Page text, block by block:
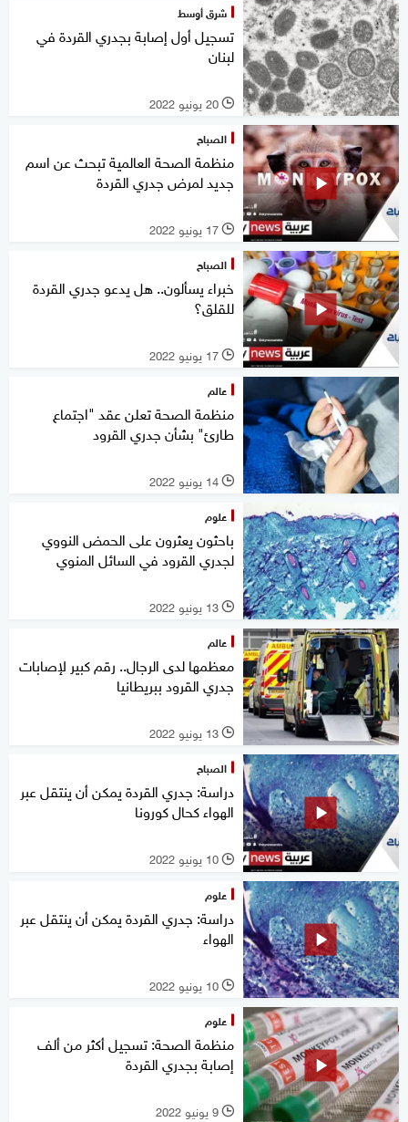
شرق أوسط
تسجيل أول إصابة بجدري القردة في
لبنان
l 20 يونيو 2022
الصباح
منظمة الصحة العالمية تبحث عن اسم
جديد لمرض جدري القردة
l 17 يونيو 2022
الصباح
خبراء يسألون.. هل يدعو جدري القردة
للقلق؟
l 17 يونيو 2022
عالم
منظمة الصحة تعلن عقد "اجتماع
طارئ" بشأن جدري القرود
l 14 يونيو 2022
علوم
باحثون يعثرون على الحمض النووي
لجدري القرود في السائل المنوي
l 13 يونيو 2022
عالم
معظمها لدى الرجال.. رقم كبير لإصابات
جدري القرود ببريطانيا
l 13 يونيو 2022
الصباح
دراسة: جدري القردة يمكن أن ينتقل عبر
الهواء كحال كورونا
l 10 يونيو 2022
علوم
دراسة: جدري القردة يمكن أن ينتقل عبر
الهواء
l 10 يونيو 2022
علوم
منظمة الصحة: تسجيل أكثر من ألف
إصابة بجدري القردة
l 9 يونيو 2022